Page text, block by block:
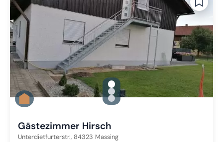
gallery.slide_selector
Zu Slide 1 wechseln
Zu Slide 2 wechseln
Zu Slide 3 wechseln
Gästezimmer Hirsch
Unterdietfurterstr., 84323 Massing